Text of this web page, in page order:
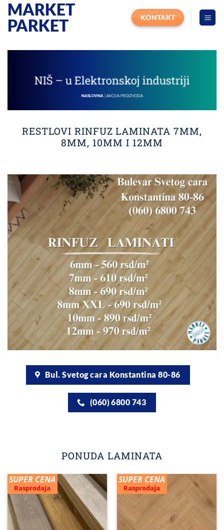
Прескочи
садржај
MARKET
PARKET
KONTAKT
NIŠ – u Elektronskoj industriji
NASLOVNA| AKCIJA PROIZVODA
RESTLOVI RINFUZ LAMINATA 7MM,
8MM, 10MM I 12MM
Bul. Svetog cara Konstantina 80-86
(060) 6800 743
PONUDA LAMINATA
SUPER CENA
Rasprodaja
SUPER CENA
Rasprodaja